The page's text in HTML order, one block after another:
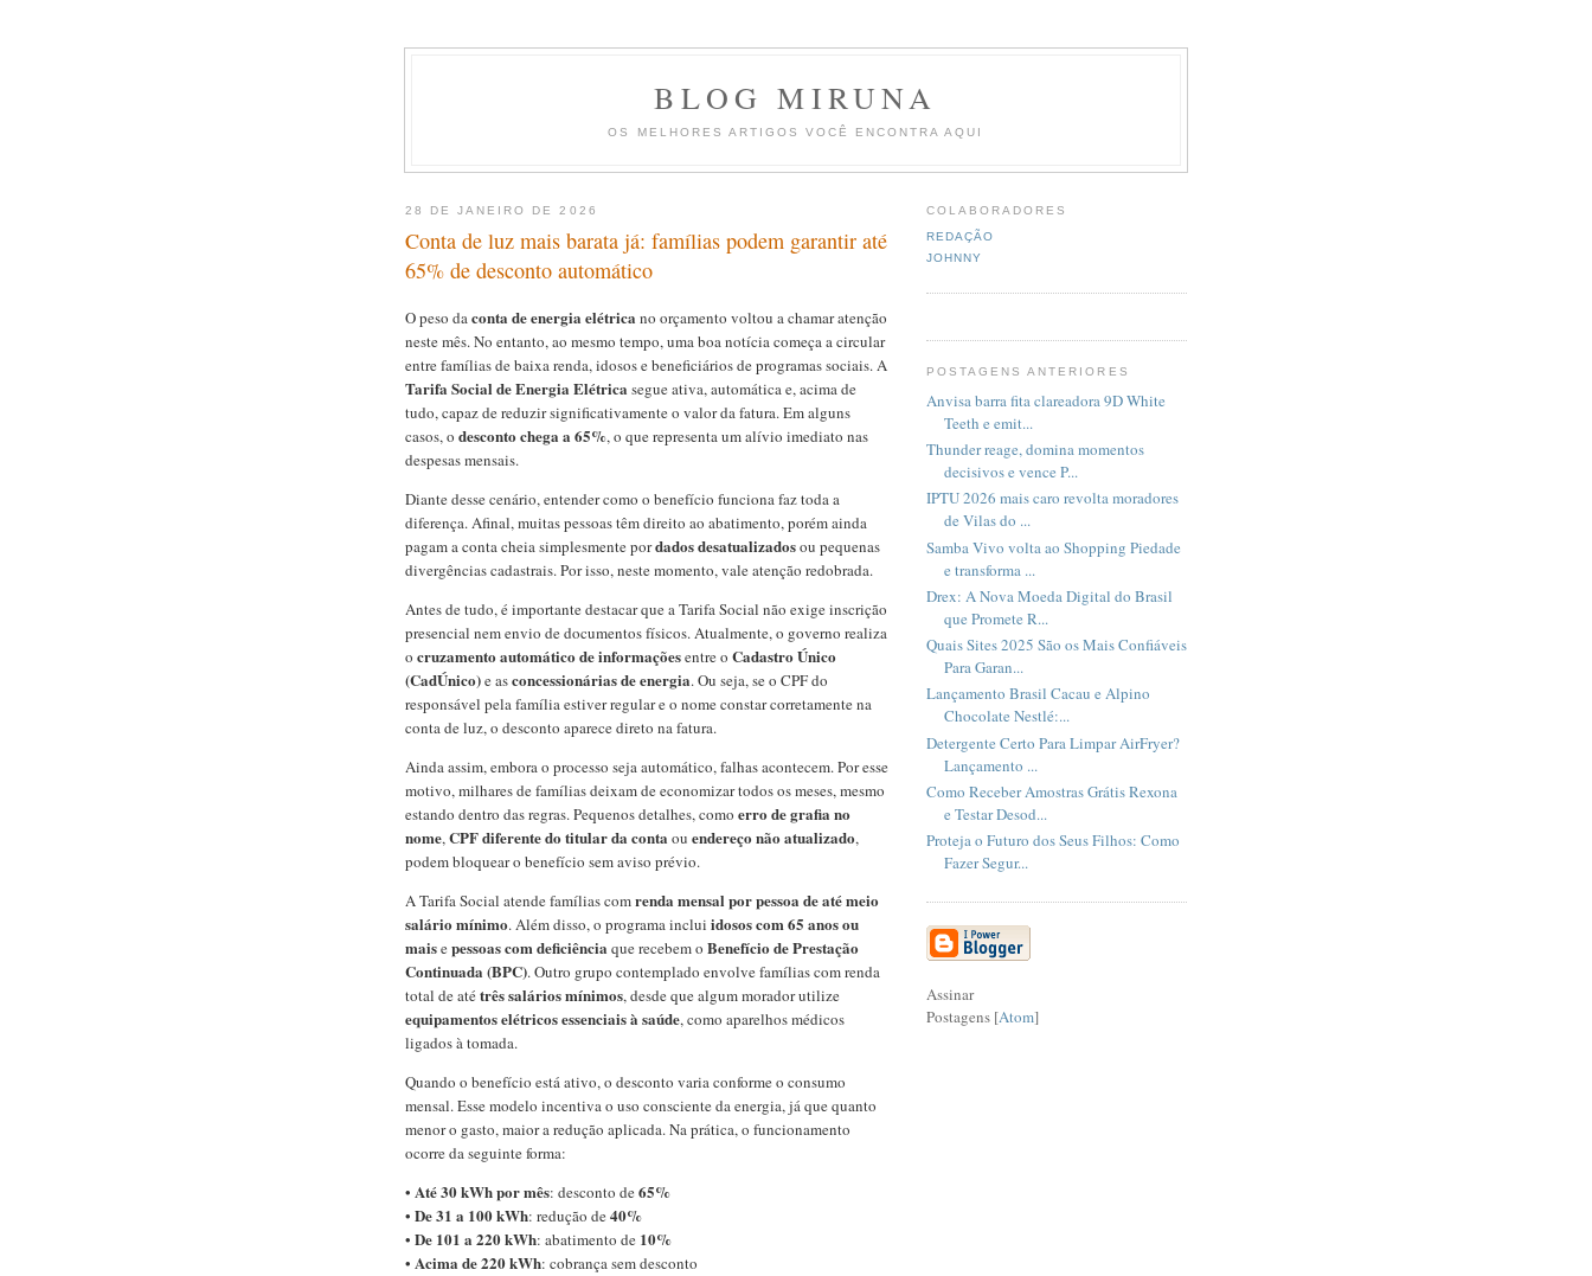
BLOG MIRUNA
OS MELHORES ARTIGOS VOCÊ ENCONTRA AQUI
28 DE JANEIRO DE 2026
Conta de luz mais barata já: famílias podem garantir até
65% de desconto automático
O peso daconta de energia elétrica no orçamento voltou a chamar atenção
neste mês. No entanto, ao mesmo tempo, uma boa notícia começa a circular
entre famílias de baixa renda, idosos e beneficiários de programas sociais. A
Tarifa Social de Energia Elétrica segue ativa, automática e, acima de
tudo, capaz de reduzir significativamente o valor da fatura. Em alguns
casos, o desconto chega a 65%, o que representa um alívio imediato nas
despesas mensais.
Diante desse cenário, entender como o benefício funciona faz toda a
diferença. Afinal, muitas pessoas têm direito ao abatimento, porém ainda
pagam a conta cheia simplesmente pordados desatualizadosou pequenas
divergências cadastrais. Por isso, neste momento, vale atenção redobrada.
Antes de tudo, é importante destacar que a Tarifa Social não exige inscrição
presencial nem envio de documentos físicos. Atualmente, o governo realiza
o cruzamento automático de informaçõesentre o Cadastro Único
(CadÚnico)e asconcessionárias de energia. Ou seja, se o CPF do
responsável pela família estiver regular e o nome constar corretamente na
conta de luz, o desconto aparece direto na fatura.
Ainda assim, embora o processo seja automático, falhas acontecem. Por esse
motivo, milhares de famílias deixam de economizar todos os meses, mesmo
estando dentro das regras. Pequenos detalhes, como erro de grafia no
nome,CPF diferente do titular da conta ou endereço não atualizado,
podem bloquear o benefício sem aviso prévio.
A Tarifa Social atende famílias comrenda mensal por pessoa de até meio
salário mínimo. Além disso, o programa inclui idosos com 65 anos ou
maisepessoas com deficiência que recebem o Benefício de Prestação
Continuada (BPC). Outro grupo contemplado envolve famílias com renda
total de atétrês salários mínimos, desde que algum morador utilize
equipamentos elétricos essenciais à saúde, como aparelhos médicos
ligados à tomada.
Quando o benefício está ativo, o desconto varia conforme o consumo
mensal. Esse modelo incentiva o uso consciente da energia, já que quanto
menor o gasto, maior a redução aplicada. Na prática, o funcionamento
ocorre da seguinte forma:
• Até 30 kWh por mês: desconto de65%
• De 31 a 100 kWh: redução de40%
• De 101 a 220 kWh: abatimento de 10%
• Acima de 220 kWh: cobrança sem desconto
COLABORADORES
REDAÇÃO
JOHNNY
POSTAGENS ANTERIORES
Anvisa barra fita clareadora 9D White
Teeth e emit...
Thunder reage, domina momentos
decisivos e vence P...
IPTU 2026 mais caro revolta moradores
de Vilas do ...
Samba Vivo volta ao Shopping Piedade
e transforma ...
Drex: A Nova Moeda Digital do Brasil
que Promete R...
Quais Sites 2025 São os Mais Confiáveis
Para Garan...
Lançamento Brasil Cacau e Alpino
Chocolate Nestlé:...
Detergente Certo Para Limpar AirFryer?
Lançamento ...
Como Receber Amostras Grátis Rexona
e Testar Desod...
Proteja o Futuro dos Seus Filhos: Como
Fazer Segur...
Assinar
Postagens [Atom]